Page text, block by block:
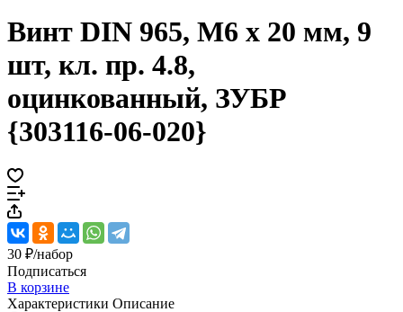
Винт DIN 965, M6 x 20 мм, 9
шт, кл. пр. 4.8,
оцинкованный, ЗУБР
{303116-06-020}
30 ₽/набор
Подписаться
В корзине
Характеристики Описание